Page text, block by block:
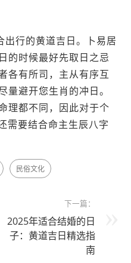
行的黄道吉日。卜易居
的时候最好先取日之忌
各有所司，主从有序互
量避开您生肖的冲日。
理都不同，因此对于个
需要结合命主生辰八字
民俗文化
下一篇：
2025年适合结婚的日
子：黄道吉日精选指
南